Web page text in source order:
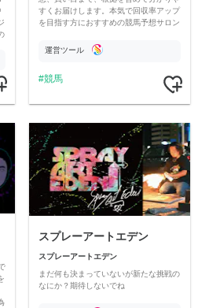
すくお届けします。本気で回収率アップ
を目指す方におすすめの競馬予想サロン
運営ツール
競馬
スプレーアートエデン
スプレーアートエデン
まだ何も決まっていないが新たな挑戦の
なにか？期待しないでね